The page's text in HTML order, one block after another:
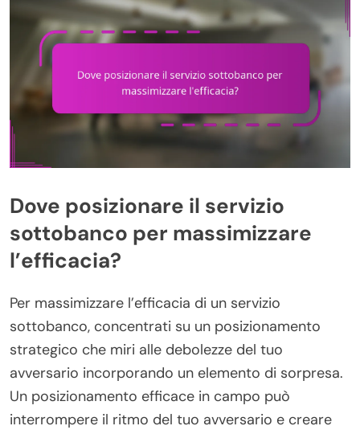
Dove posizionare il servizio
sottobanco per massimizzare
l’efficacia?
Per massimizzare l’efficacia di un servizio
sottobanco, concentrati su un posizionamento
strategico che miri alle debolezze del tuo
avversario incorporando un elemento di sorpresa.
Un posizionamento efficace in campo può
interrompere il ritmo del tuo avversario e creare